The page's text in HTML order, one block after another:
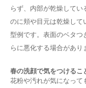
らず、内部が乾燥して
のに頬や目元は乾燥して
型例です。表面のベタつ
らに悪化する場合があり
春の洗顔で気をつけるこ
花粉や汚れが気になって